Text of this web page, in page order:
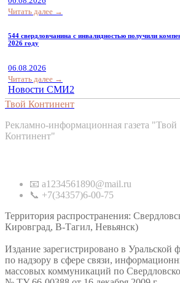
Читать далее →
544 свердловчанина с инвалидностью получили
2026 году
06.08.2026
Читать далее →
Новости СМИ2
Твой Континент
Рекламно-информационная газета "Твой
Континент"
📧 a1234561890@mail.ru
📞 +7(34357)6-00-75
Территория распространения:
Кировград, В-Тагил, Невьянск)
Издание зарегистрировано в Уральской
по надзору в сфере связи,
массовых коммуникаций по